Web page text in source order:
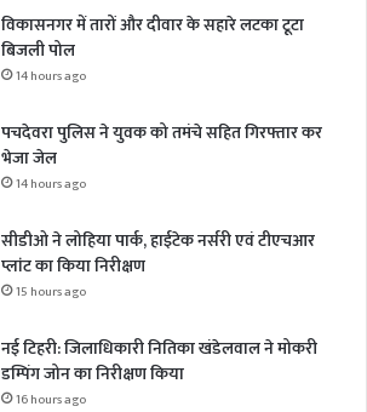
विकासनगर में तारों और दीवार के सहारे लटका टूटा
बिजली पोल
14 hours ago
पचदेवरा पुलिस ने युवक को तमंचे सहित गिरफ्तार कर
भेजा जेल
14 hours ago
सीडीओ ने लोहिया पार्क, हाईटेक नर्सरी एवं टीएचआर
प्लांट का किया निरीक्षण
15 hours ago
नई टिहरी: जिलाधिकारी नितिका खंडेलवाल ने मोकरी
डम्पिंग जोन का निरीक्षण किया
16 hours ago